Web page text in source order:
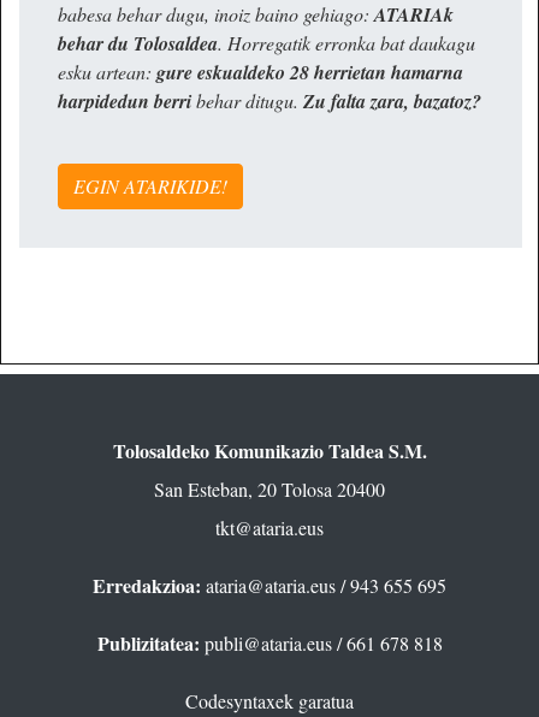
babesa behar dugu, inoiz baino gehiago: ATARIAk
behar du Tolosaldea. Horregatik erronka bat daukagu
esku artean: gure eskualdeko 28 herrietan hamarna
harpidedun berribehar ditugu. Zu falta zara, bazatoz?
EGIN ATARIKIDE!
Tolosaldeko Komunikazio Taldea S.M.
San Esteban, 20 Tolosa 20400
tkt@ataria.eus
Erredakzioa: ataria@ataria.eus/ 943 655 695
Publizitatea: publi@ataria.eus/ 661 678 818
Codesyntaxek garatua